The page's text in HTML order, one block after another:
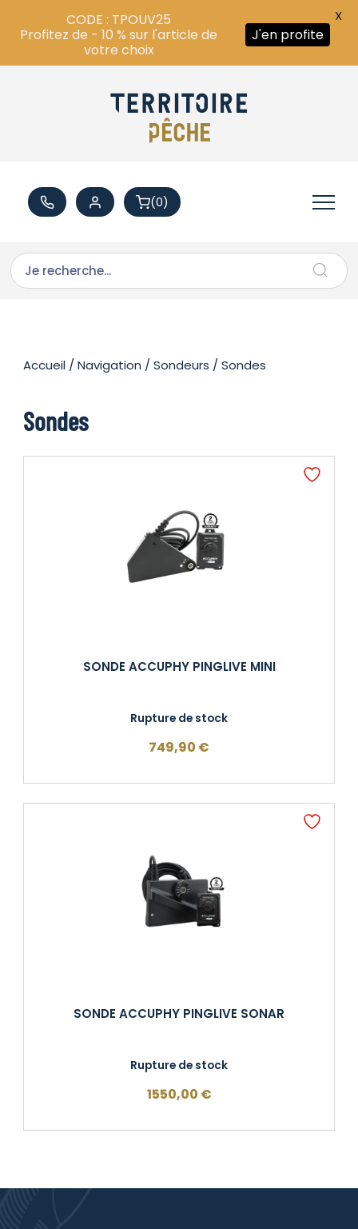
(0)
Accueil /Navigation /Sondeurs / Sondes
Sondes
SONDE ACCUPHY PINGLIVE MINI
Rupture de stock
749,90 €
SONDE ACCUPHY PINGLIVE SONAR
Rupture de stock
1550,00 €
CODE : TPOUV25
Profitez de - 10 % sur l'article de
votre choix
J'en profite
X